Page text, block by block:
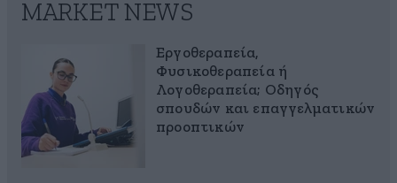
MARKET NEWS
Εργοθεραπεία,
Φυσικοθεραπεία ή
Λογοθεραπεία; Οδηγός
σπουδών και επαγγελματικών
προοπτικών